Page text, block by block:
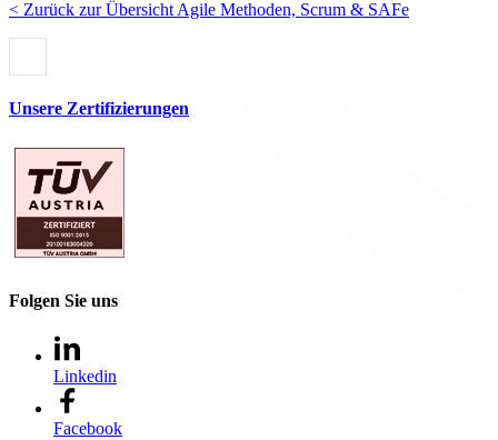
< Zurück zur Übersicht Agile Methoden, Scrum & SAFe
Unsere Zertifizierungen
Folgen Sie uns
Linkedin
Facebook